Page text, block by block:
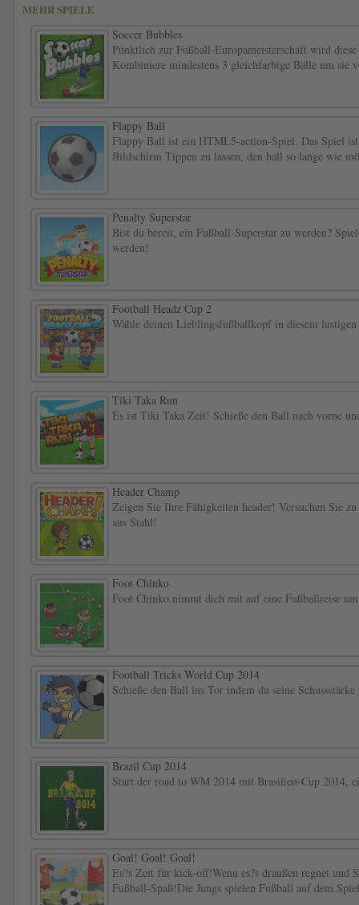
MEHR SPIELE
Soccer Bubbles
Pünktlich zur Fußball-Europameisterschaft wird
Kombiniere mindestens 3 gleichfarbige Bälle um sie
Flappy Ball
Flappy Ball ist ein HTML5-action-Spiel. Das Spiel
Bildschirm Tippen zu lassen, den ball so lange wie
Penalty Superstar
Bist du bereit, ein Fußball-Superstar zu werden?
werden!
Football Headz Cup 2
Wähle deinen Lieblingsfußballkopf in diesem
Tiki Taka Run
Es ist Tiki Taka Zeit! Schieße den Ball nach vorne
Header Champ
Zeigen Sie Ihre Fähigkeiten header! Versuchen Sie
aus Stahl!
Foot Chinko
Foot Chinko nimmt dich mit auf eine Fußballreise
Football Tricks World Cup 2014
Schieße den Ball ins Tor indem du seine
Brazil Cup 2014
Start der road to WM 2014 mit Brasilien-Cup 2014,
Goal! Goal! Goal!
Es?s Zeit für kick-off!Wenn es?s draußen regnet
Fußball-Spaß!Die Jungs spielen Fußball auf dem